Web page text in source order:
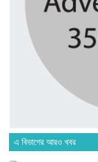
এ বিভাগের আরও খবর